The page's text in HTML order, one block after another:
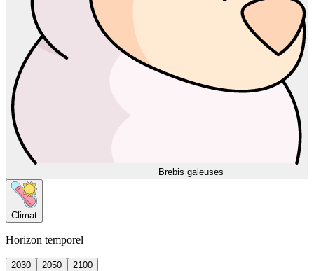
Brebis galeuses
Climat
Horizon temporel
2030 2050
2100